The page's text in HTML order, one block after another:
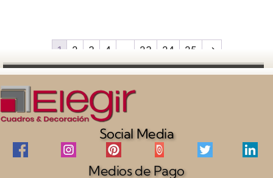
1 2 3 4 23 24 25 →
Social Media
Medios de Pago